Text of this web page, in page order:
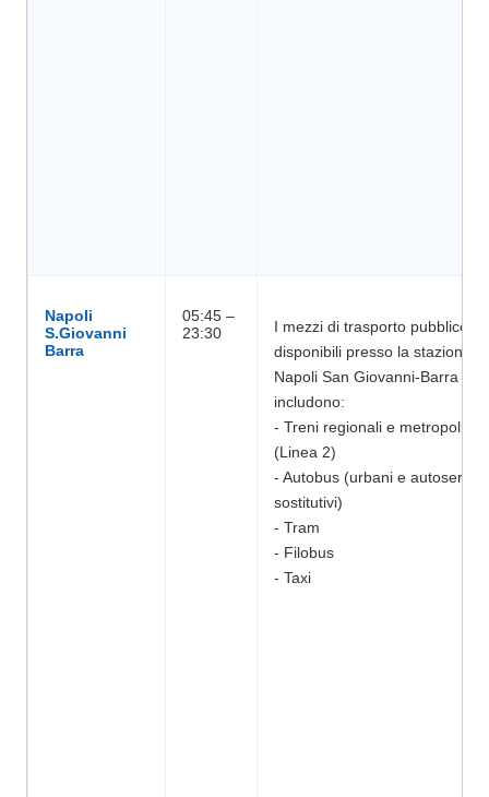
Napoli
S.Giovanni
05:45 –
I mezzi di trasporto pubblico
disponibili presso la stazione di
Napoli San Giovanni-Barra
includono:
- Treni regionali e metropolitani
(Linea 2)
- Autobus (urbani e autoservizi
sostitutivi)
- Tram
- Filobus